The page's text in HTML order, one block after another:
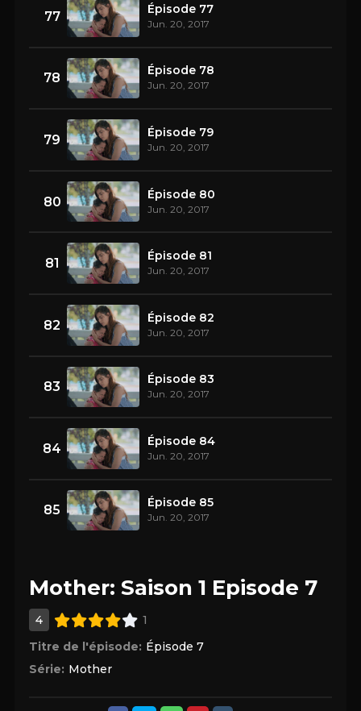
77 Épisode 77
Jun. 20, 2017
78 Épisode 78
Jun. 20, 2017
79 Épisode 79
Jun. 20, 2017
80 Épisode 80
Jun. 20, 2017
81 Épisode 81
Jun. 20, 2017
82 Épisode 82
Jun. 20, 2017
83 Épisode 83
Jun. 20, 2017
84 Épisode 84
Jun. 20, 2017
85 Épisode 85
Jun. 20, 2017
Mother: Saison 1 Episode 7
4
1
Titre de l'épisode: Épisode 7
Série: Mother